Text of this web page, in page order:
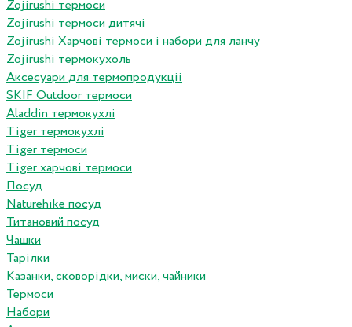
Zojirushi термоси
Zojirushi термоси дитячі
Zojirushi Харчові термоси і набори для ланчу
Zojirushi термокухоль
Аксесуари для термопродукціі
SKIF Outdoor термоси
Aladdin термокухлі
Tiger термокухлі
Tiger термоси
Tiger харчові термоси
Посуд
Naturehike посуд
Титановий посуд
Чашки
Тарілки
Казанки, сковорідки, миски, чайники
Термоси
Набори